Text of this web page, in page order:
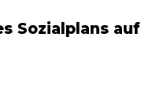
Sozialplans auf